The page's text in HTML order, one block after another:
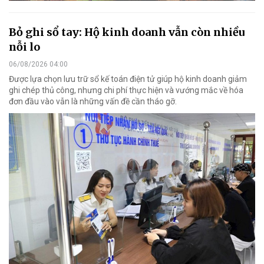
Bỏ ghi sổ tay: Hộ kinh doanh vẫn còn nhiều
nỗi lo
06/08/2026 04:00
Được lựa chọn lưu trữ sổ kế toán điện tử giúp hộ kinh doanh giảm
ghi chép thủ công, nhưng chi phí thực hiện và vướng mắc về hóa
đơn đầu vào vẫn là những vấn đề cần tháo gỡ.